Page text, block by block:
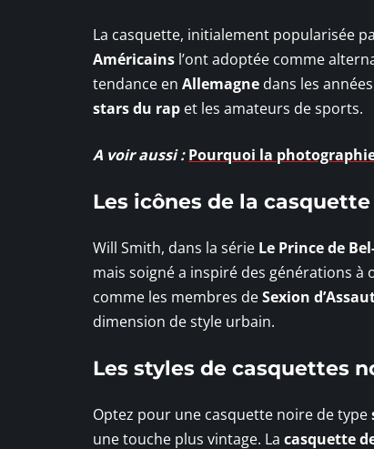
La casquette, initialement popularisée
Américains l’ont adoptée comme
tendance en Allemagne dans les
stars du rap et les amateurs de sports.
A voir aussi : Pourquoi la
Les icônes de la
Will Smith, dans la série Le Prince de
mais soigné a inspiré des générations
comme les membres deSexion
dimension de style urbain.
Les styles de casquettes
Optez pour une casquette noire de type
une touche plus vintage. La casquette